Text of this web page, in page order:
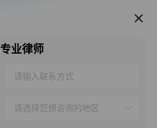
服务推荐
业律师